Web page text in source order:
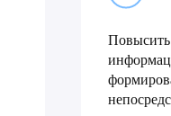
Повысить